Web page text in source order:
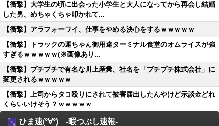
【衝撃】大学生の頃に出会った小学生と大人になってから再会し結婚
した男、めちゃくちゃ叩かれて...
【衝撃】アラフォーワイ、仕事をやめる決心をするｗｗｗｗｗ
【衝撃】トラックの運ちゃん御用達ターミナル食堂のオムライスが強
すぎるｗｗｗｗｗ(※画像あり...
【衝撃】プチプチで有名な川上産業、社名を「プチプチ株式会社」に
変更されるｗｗｗｗｗ
【衝撃】上司からタコ殴りにされて被害届出したんやけど示談金どれ
くらいいけそう？ｗｗｗｗｗ
ひま速(°∀°) -暇つぶし速報-